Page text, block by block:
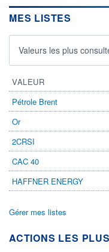
10.04.25 / 20:17:16
Non éligible
Boursobank
MES LISTES
Valeurs les plus
VALEUR
Pétrole Brent
Or
2CRSI
CAC 40
HAFFNER ENERGY
Gérer mes listes
ACTIONS LES